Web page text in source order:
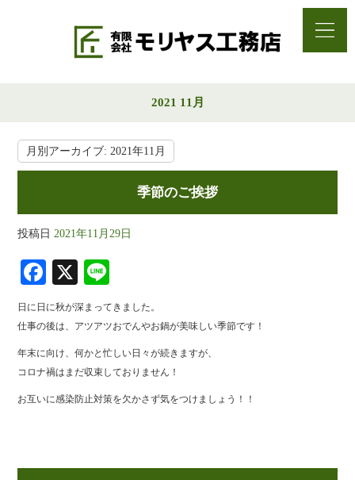
2021 11月
月別アーカイブ:2021年11月
季節のご挨拶
投稿日 2021年11月29日
Fa
ce
bo
ok
X
ne
日に日に秋が深まってきました。
仕事の後は、アツアツおでんやお鍋が美味しい季節です！
年末に向け、何かと忙しい日々が続きますが、
コロナ禍はまだ収束しておりません！
お互いに感染防止対策を欠かさず気をつけましょう！！